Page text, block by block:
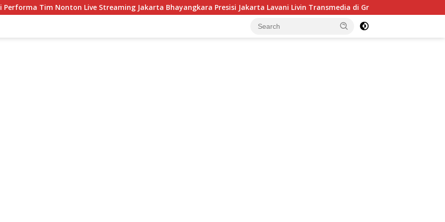
Live Streaming Jakarta Bhayangkara Presisi Jakarta Lavani Livin Transmedia di Grand Final Proliga 2026 di MOJI, 25 April